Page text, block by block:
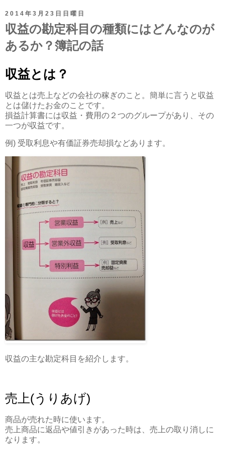
2014年3月23日日曜日
収益の勘定科目の種類にはどんなのが
あるか？簿記の話
収益とは？
収益とは売上などの会社の稼ぎのこと。簡単に言うと収益
とは儲けたお金のことです。
損益計算書には収益・費用の２つのグループがあり、その
一つが収益です。
例) 受取利息や有価証券売却損などあります。
収益の主な勘定科目を紹介します。
売上(うりあげ)
商品が売れた時に使います。
売上商品に返品や値引きがあった時は、売上の取り消しに
なります。